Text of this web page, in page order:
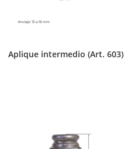
Aplique intermedio (Art. 603)